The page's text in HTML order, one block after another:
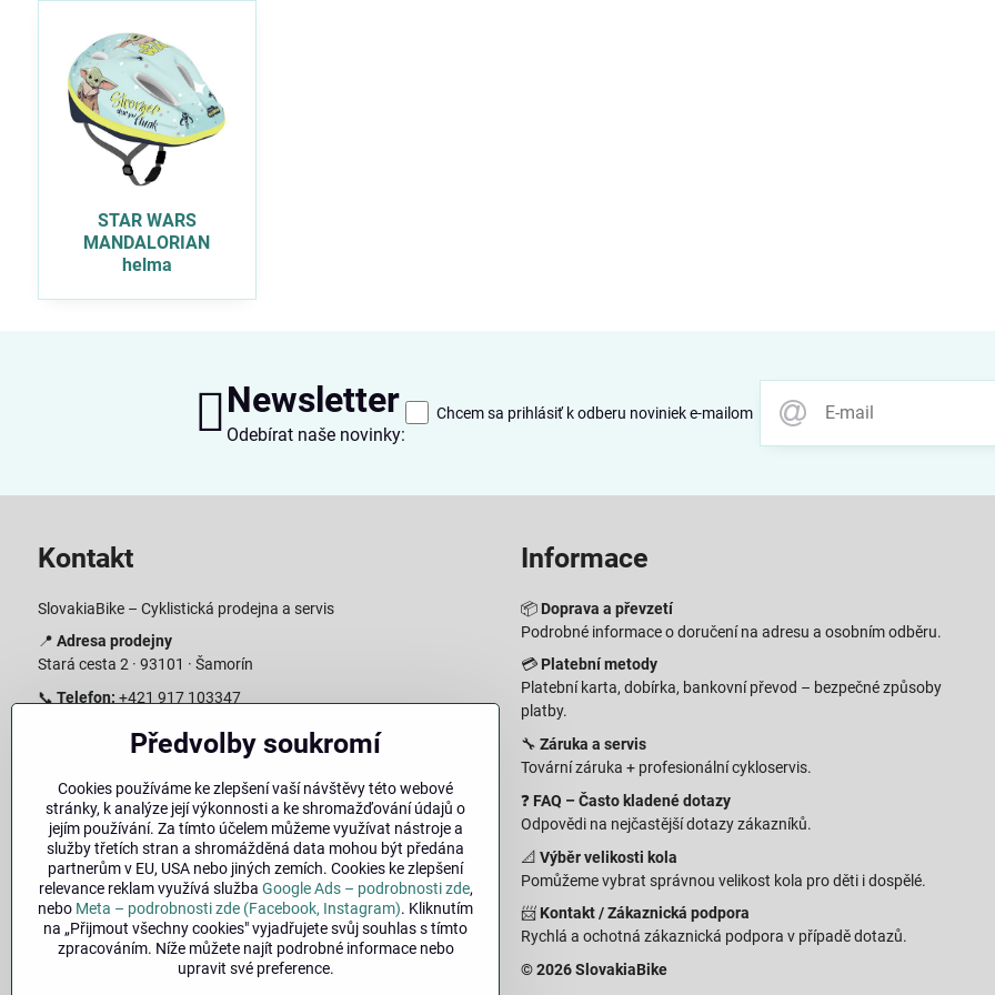
STAR WARS
MANDALORIAN
helma
Newsletter
Odebírat naše novinky:
Chcem sa prihlásiť k odberu noviniek e-mailom
Kontakt
SlovakiaBike – Cyklistická prodejna a servis
📍 Adresa prodejny
Stará cesta 2 · 93101 · Šamorín
📞 Telefon: +421 917 103347
info@slovakiabike.sk
Pondělí–Pátek: 09:00–15:00
Sobota: 09:00–11:00
Neděle: Zavřeno
👉Zobrazit prodejnu na mapě(odkaz na Google Maps)
Informace
📦 Doprava a převzetí
Podrobné informace o doručení na adresu a osobním odběru.
💳 Platební metody
Platební karta, dobírka, bankovní převod – bezpečné způsoby
platby.
🔧 Záruka a servis
Tovární záruka + profesionální cykloservis.
❓ FAQ – Často kladené dotazy
Odpovědi na nejčastější dotazy zákazníků.
📐 Výběr velikosti kola
Pomůžeme vybrat správnou velikost kola pro děti i dospělé.
📨 Kontakt / Zákaznická podpora
Rychlá a ochotná zákaznická podpora v případě dotazů.
© 2026 SlovakiaBike
Předvolby soukromí
Cookies používáme ke zlepšení vaší návštěvy této webové
stránky, k analýze její výkonnosti a ke shromažďování údajů o
jejím používání. Za tímto účelem můžeme využívat nástroje a
služby třetích stran a shromážděná data mohou být předána
partnerům v EU, USA nebo jiných zemích. Cookies ke zlepšení
relevance reklam využívá služba Google Ads – podrobnosti zde,
nebo Meta – podrobnosti zde (Facebook, Instagram). Kliknutím
na „Přijmout všechny cookies" vyjadřujete svůj souhlas s tímto
zpracováním. Níže můžete najít podrobné informace nebo
upravit své preference.